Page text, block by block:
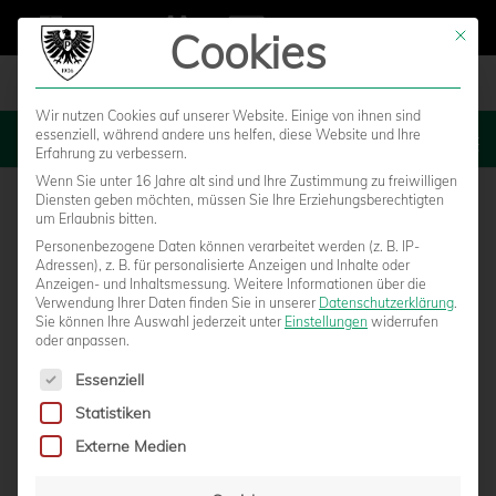
MENU
GESAMTSCHULE WARENDORF WIRD 17.
Mit
Cookies
Wir nutzen Cookies auf unserer Website. Einige von ihnen sind
essenziell, während andere uns helfen, diese Website und Ihre
Erfahrung zu verbessern.
Wenn Sie unter 16 Jahre alt sind und Ihre Zustimmung zu freiwilligen
Diensten geben möchten, müssen Sie Ihre Erziehungsberechtigten
um Erlaubnis bitten.
Personenbezogene Daten können verarbeitet werden (z. B. IP-
Adressen), z. B. für personalisierte Anzeigen und Inhalte oder
Anzeigen- und Inhaltsmessung. Weitere Informationen über die
Verwendung Ihrer Daten finden Sie in unserer Datenschutzerklärung.
Sie können Ihre Auswahl jederzeit unter Einstellungen widerrufen
oder anpassen.
Es folgt eine Liste der Service-Gruppen, für die eine
Essenziell
Statistiken
Externe Medien